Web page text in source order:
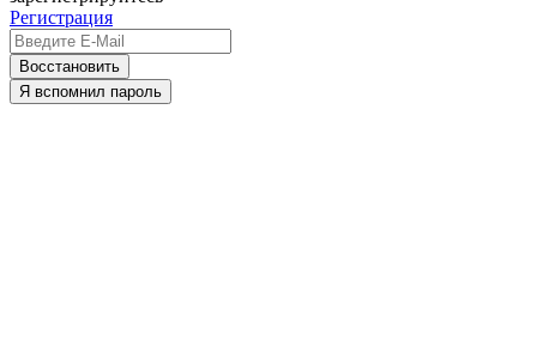
Регистрация
Восстановить
Я вспомнил пароль